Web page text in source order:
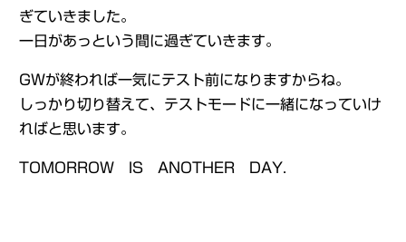
ぎていきました。
一日があっという間に過ぎていきます。
GWが終われば一気にテスト前になりますからね。
しっかり切り替えて、テストモードに一緒になっていけ
ればと思います。
TOMORROW IS ANOTHER DAY.